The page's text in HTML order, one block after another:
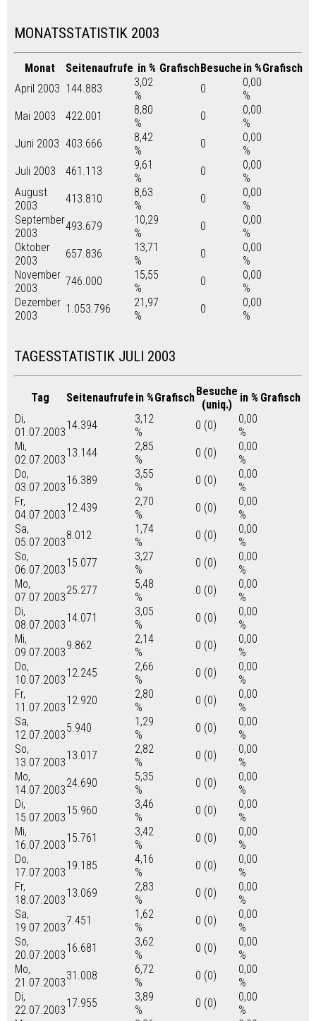
MONATSSTATISTIK 2003
Monat Seitenaufrufe in % GrafischBesuche in %Grafisch
April 2003 144.883
3,02
%
0
0,00
%
Mai 2003
422.001
8,80
%
0
0,00
%
Juni 2003 403.666
8,42
%
0
0,00
%
Juli 2003
461.113
9,61
%
0
0,00
%
August
2003
413.810
8,63
%
0
0,00
%
September
2003
493.679
10,29
%
0
0,00
%
Oktober
2003
657.836
13,71
%
0
0,00
%
November
2003
746.000
15,55
%
0
0,00
%
Dezember
2003
1.053.796
21,97
%
0
0,00
%
TAGESSTATISTIK JULI 2003
Tag Seitenaufrufe in %GrafischBesuche
(uniq.)
in % Grafisch
Di,
01.07.2003
14.394
3,12
%
0 (0)
0,00
%
Mi,
02.07.2003
13.144
2,85
%
0 (0)
0,00
%
Do,
03.07.2003
16.389
3,55
%
0 (0)
0,00
%
Fr,
04.07.2003
12.439
2,70
%
0 (0)
0,00
%
Sa,
05.07.2003
8.012
1,74
%
0 (0)
0,00
%
So,
06.07.2003
15.077
3,27
%
0 (0)
0,00
%
Mo,
07.07.2003
25.277
5,48
%
0 (0)
0,00
%
Di,
08.07.2003
14.071
3,05
%
0 (0)
0,00
%
Mi,
09.07.2003
9.862
2,14
%
0 (0)
0,00
%
Do,
10.07.2003
12.245
2,66
%
0 (0)
0,00
%
Fr,
11.07.2003
12.920
2,80
%
0 (0)
0,00
%
Sa,
12.07.2003
5.940
1,29
%
0 (0)
0,00
%
So,
13.07.2003
13.017
2,82
%
0 (0)
0,00
%
Mo,
14.07.2003
24.690
5,35
%
0 (0)
0,00
%
Di,
15.07.2003
15.960
3,46
%
0 (0)
0,00
%
Mi,
16.07.2003
15.761
3,42
%
0 (0)
0,00
%
Do,
17.07.2003
19.185
4,16
%
0 (0)
0,00
%
Fr,
18.07.2003
13.069
2,83
%
0 (0)
0,00
%
Sa,
19.07.2003
7.451
1,62
%
0 (0)
0,00
%
So,
20.07.2003
16.681
3,62
%
0 (0)
0,00
%
Mo,
21.07.2003
31.008
6,72
%
0 (0)
0,00
%
Di,
22.07.2003
17.955
3,89
%
0 (0)
0,00
%